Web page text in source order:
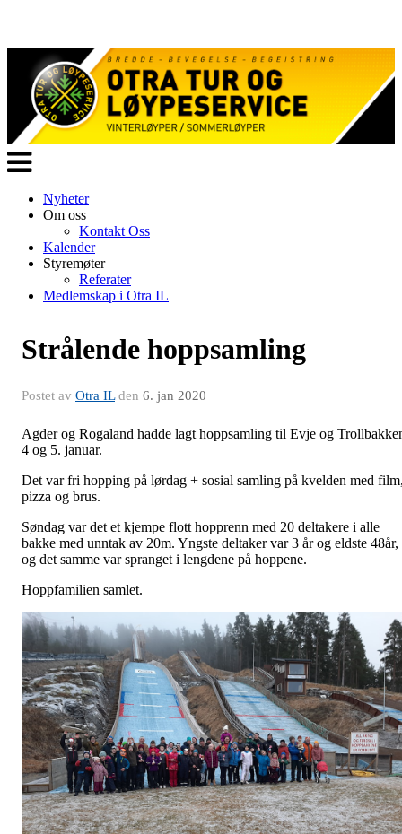
Veksle
navigasjon
Nyheter
Om oss
Kontakt Oss
Kalender
Styremøter
Referater
Medlemskap i Otra IL
Strålende hoppsamling
Postet av Otra ILden 6. jan 2020
Agder og Rogaland hadde lagt hoppsamling til Evje og
4 og 5. januar.
Det var fri hopping på lørdag + sosial samling på kvelden med
pizza og brus.
Søndag var det et kjempe flott hopprenn med 20 deltakere i alle
bakke med unntak av 20m. Yngste deltaker var 3 år og eldste 48år,
og det samme var spranget i lengdene på hoppene.
Hoppfamilien samlet.